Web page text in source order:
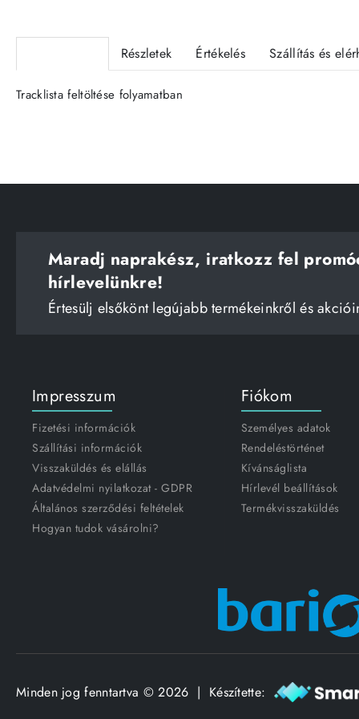
Részletek Értékelés Szállítás és
Tracklista feltöltése folyamatban
Maradj naprakész, iratkozz fel
hírlevelünkre!
Értesülj elsőkönt legújabb termékeinkről és
Impresszum
Fizetési információk
Szállítási információk
Visszaküldés és elállás
Adatvédelmi nyilatkozat - GDPR
Általános szerződési feltételek
Hogyan tudok vásárolni?
Fiókom
Személyes adatok
Rendeléstörténet
Kívánságlista
Hírlevél beállítások
Termékvisszaküldés
Minden jog fenntartva © 2026 | Készítette: